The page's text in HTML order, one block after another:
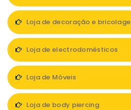
Loja de decoração e bricolage
Loja de electrodomésticos
Loja de Móveis
Loja de body piercing